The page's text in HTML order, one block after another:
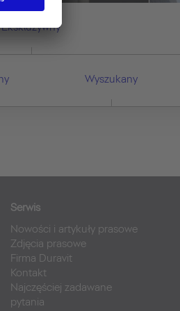
Ekskluzywny
Wyszukany
Serwis
Nowości i artykuły prasowe
Zdjęcia prasowe
Firma Duravit
Kontakt
Najczęściej zadawane
pytania